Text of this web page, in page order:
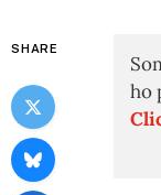
SHARE
ho